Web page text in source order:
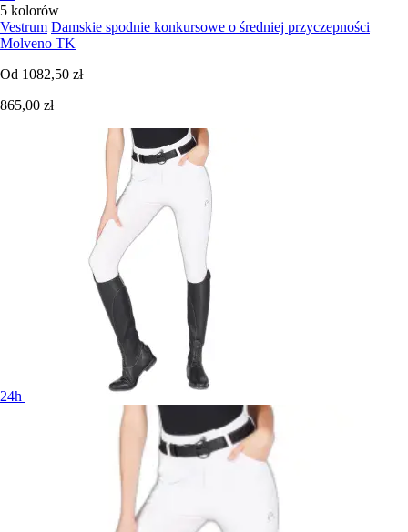
5 kolorów
Vestrum Damskie spodnie konkursowe o średniej przyczepności
Molveno TK
Od 1082,50 zł
865,00 zł
24h